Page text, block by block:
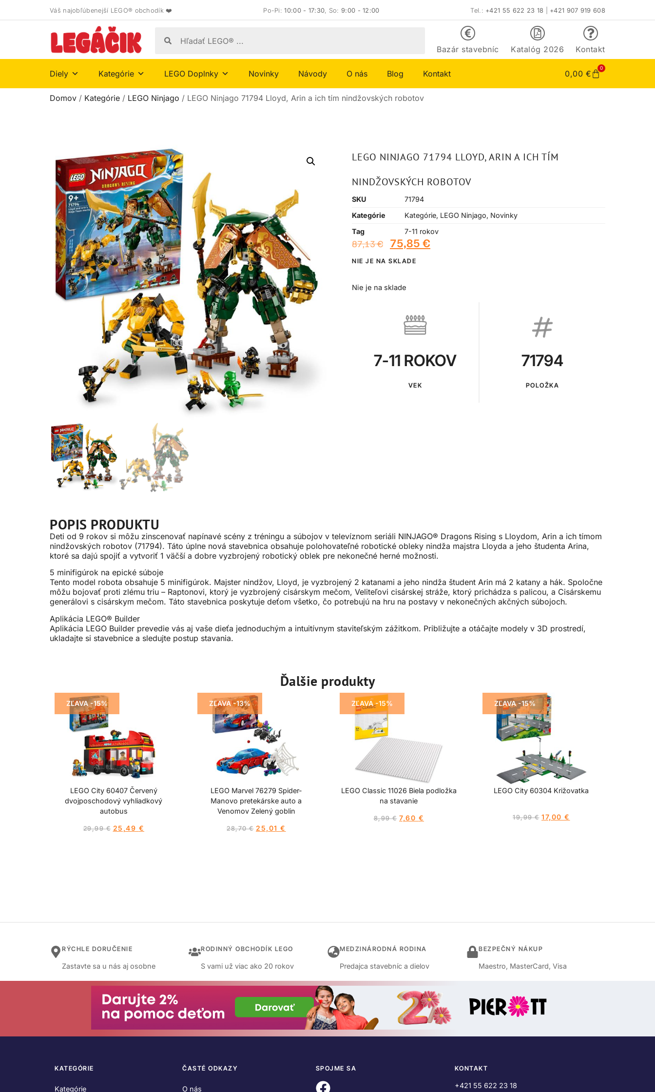
Váš najobľúbenejší LEGO® obchodík ❤️ Po-Pi:10:00 - 17:30, So:9:00 - 12:00 Tel.: +421 55 622 23 18 +421 907 919 608
Bazár stavebníc Katalóg 2026 Kontakt
Diely Kategórie LEGO Doplnky Novinky Návody O nás Blog Kontakt 0,00 €
0
Domov / Kategórie / LEGO Ninjago / LEGO Ninjago 71794 Lloyd, Arin a ich tím nindžovských robotov
LEGO NINJAGO 71794 LLOYD, ARIN A ICH TÍM
NINDŽOVSKÝCH ROBOTOV
SKU
71794
Kategórie
Kategórie, LEGO Ninjago, Novinky
Tag
7-11 rokov
87,13€ 75,85 €
NIE JE NA SKLADE
Nie je na sklade
7-11 ROKOV
VEK
71794
POLOŽKA
POPIS PRODUKTU
Deti od 9 rokov si môžu zinscenovať napínavé scény z tréningu a súbojov v televíznom seriáli NINJAGO® Dragons Rising s Lloydom, Arin a ich tímom
nindžovských robotov (71794). Táto úplne nová stavebnica obsahuje polohovateľné robotické obleky nindža majstra Lloyda a jeho študenta Arina,
ktoré sa dajú spojiť a vytvoriť 1 väčší a dobre vyzbrojený robotický oblek pre nekonečné herné možnosti.
5 minifigúrok na epické súboje
Tento model robota obsahuje 5 minifigúrok. Majster nindžov, Lloyd, je vyzbrojený 2 katanami a jeho nindža študent Arin má 2 katany a hák. Spoločne
môžu bojovať proti zlému triu – Raptonovi, ktorý je vyzbrojený cisárskym mečom, Veliteľovi cisárskej stráže, ktorý prichádza s palicou, a Cisárskemu
generálovi s cisárskym mečom. Táto stavebnica poskytuje deťom všetko, čo potrebujú na hru na postavy v nekonečných akčných súbojoch.
Aplikácia LEGO® Builder
Aplikácia LEGO Builder prevedie vás aj vaše dieťa jednoduchým a intuitívnym staviteľským zážitkom. Približujte a otáčajte modely v 3D prostredí,
ukladajte si stavebnice a sledujte postup stavania.
Ďalšie produkty
ZĽAVA -15%
LEGO City 60407 Červený
dvojposchodový vyhliadkový
autobus
29,99€ 25,49 €
ZĽAVA -13%
LEGO Marvel 76279 Spider-
Manovo pretekárske auto a
Venomov Zelený goblin
28,70€ 25,01 €
ZĽAVA -15%
LEGO Classic 11026 Biela podložka
na stavanie
8,99€ 7,60 €
ZĽAVA -15%
LEGO City 60304 Križovatka
19,99€ 17,00 €
RÝCHLE DORUČENIE
Zastavte sa u nás aj osobne
RODINNÝ OBCHODÍK LEGO
S vami už viac ako 20 rokov
MEDZINÁRODNÁ RODINA
Predajca stavebníc a dielov
BEZPEČNÝ NÁKUP
Maestro, MasterCard, Visa
KATEGÓRIE
Kategórie
ČASTÉ ODKAZY
O nás
SPOJME SA KONTAKT
+421 55 622 23 18